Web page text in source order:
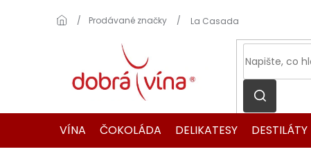
VÍNA
ČOKOLÁDA DELIKATESY DESTILÁTY
Domů
Prodávané značky La Casada